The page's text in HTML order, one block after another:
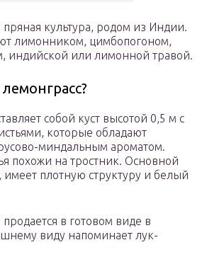
культура, родом из Индии.
лимонником, цимбопогоном,
индийской или лимонной травой.
собой куст высотой 0,5 м с
которые обладают
миндальным ароматом.
похожи на тростник. Основной
плотную структуру и белый
в готовом виде в
виду напоминает лук-